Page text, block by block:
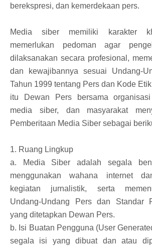
berekspresi, dan kemerdekaan pers.
Media siber memiliki karakter
memerlukan pedoman agar
dilaksanakan secara profesional,
dan kewajibannya sesuai Undang-
Tahun 1999 tentang Pers dan Kode
itu Dewan Pers bersama
media siber, dan masyarakat
Pemberitaan Media Siber sebagai
1. Ruang Lingkup
a. Media Siber adalah segala
menggunakan wahana internet
kegiatan jurnalistik, serta
Undang-Undang Pers dan Standar
yang ditetapkan Dewan Pers.
b. Isi Buatan Pengguna (User
segala isi yang dibuat dan atau